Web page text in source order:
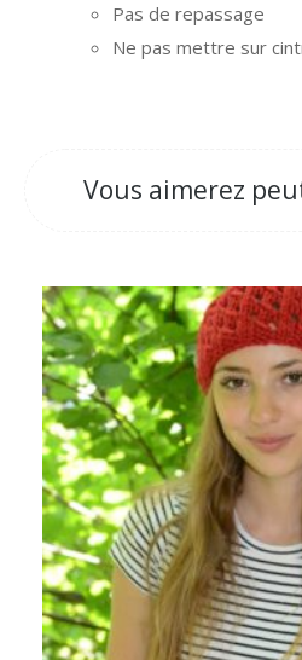
Pas de repassage
Ne pas mettre sur
Vous aimerez